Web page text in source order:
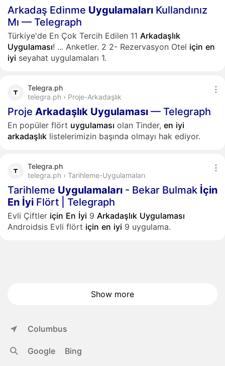
Arkadaş Edinme Uygulamaları Kullandınız
Mı — Telegraph
Türkiye'de En Çok Tercih Edilen 11 Arkadaşlık
Uygulaması! ... Anketler. 2 2- Rezervasyon Otel için en
iyi seyahat uygulamaları 1.
Telegra.ph
telegra.ph › Proje-Arkadaşlık
Proje Arkadaşlık Uygulaması — Telegraph
En popüler flört uygulaması olan Tinder, en iyi
arkadaşlık listelerimizin başında olmayı hak ediyor.
Telegra.ph
telegra.ph › Tarihleme-Uygulamaları
Tarihleme Uygulamaları - Bekar Bulmak İçin
En İyi Flört | Telegraph
Evli Çiftler için En İyi 9 Arkadaşlık Uygulaması
Androidsis Evli flört için en iyi 9 uygulama.
Show more
Columbus
Google Bing